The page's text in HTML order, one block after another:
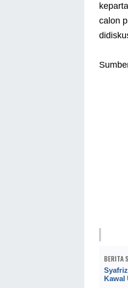
calon
BERITA
Kawal